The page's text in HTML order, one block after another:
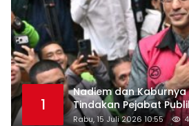
1
Nadiem dan
Tindakan Pejabat
Rabu, 15 Juli 2026 10:55